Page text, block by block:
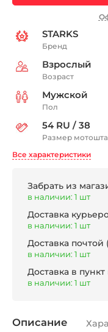
STARKS
Бренд
Взрослый
Возраст
Мужской
Пол
54 RU / 38
Размер
Все характеристики
Забрать из
в наличии: 1 шт
Доставка
в наличии: 1 шт
Доставка почтой
в наличии: 1 шт
Доставка в
в наличии: 1 шт
Описание